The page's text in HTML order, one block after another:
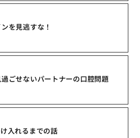
を見逃すな！
ごせないパートナーの口腔問題
入れるまでの話